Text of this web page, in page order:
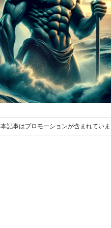
本記事はプロモーションが含まれてい